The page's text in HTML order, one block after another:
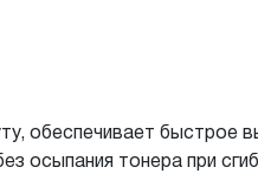
обеспечивает быстрое
осыпания тонера при